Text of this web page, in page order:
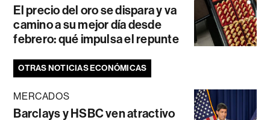
El precio del oro se dispara y va
camino a su mejor día desde
febrero: qué impulsa el repunte
OTRAS NOTICIAS ECONÓMICAS
MERCADOS
Barclays y HSBC ven atractivo